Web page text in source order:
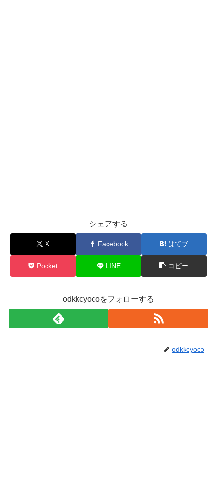
シェアする
X Facebook はてブ
Pocket LINE コピー
odkkcyocoをフォローする
odkkcyoco